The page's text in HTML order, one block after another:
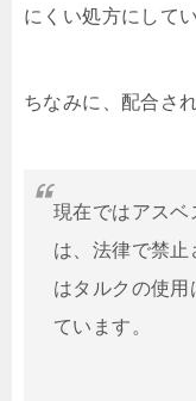
にくい処方にして
ちなみに、配合さ
現在ではアスベ
は、法律で禁止
はタルクの使用
ています。